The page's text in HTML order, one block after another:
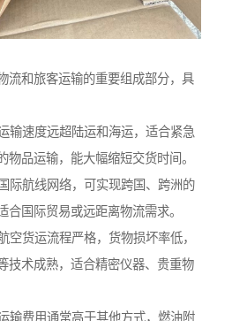
流和旅客运输的重要组成部分，具
输速度远超陆运和海运，适合紧急
物品运输，能大幅缩短交货时间。
际航线网络，可实现跨国、跨洲的
合国际贸易或远距离物流需求。
货运流程严格，货物损坏率低，
技术成熟，适合精密仪器、贵重物
输费用通常高于其他方式，燃油附